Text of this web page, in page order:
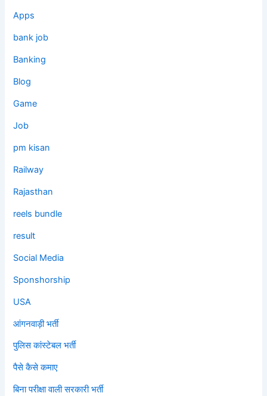
Apps
bank job
Banking
Blog
Game
Job
pm kisan
Railway
Rajasthan
reels bundle
result
Social Media
Sponshorship
USA
आंगनवाड़ी भर्ती
पुलिस कांस्टेबल भर्ती
पैसे कैसे कमाए
बिना परीक्षा वाली सरकारी भर्ती